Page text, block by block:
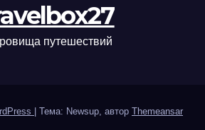
путешествий
Тема: Newsup, автор Themeansar